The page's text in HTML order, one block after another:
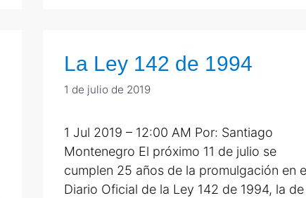
La Ley 142 de 1994
1 de julio de 2019
1 Jul 2019 – 12:00 AM Por: Santiago
Montenegro El próximo 11 de julio se
cumplen 25 años de la promulgación en
Diario Oficial de la Ley 142 de 1994, la de